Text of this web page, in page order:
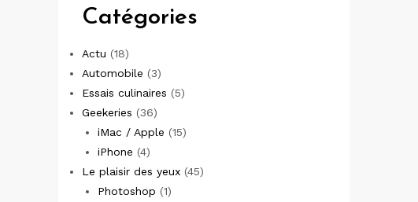
Catégories
Actu (18)
Automobile (3)
Essais culinaires (5)
Geekeries (36)
iMac / Apple (15)
iPhone (4)
Le plaisir des yeux (45)
Photoshop (1)